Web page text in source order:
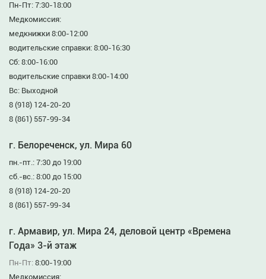
Пн-Пт: 7:30-18:00
Медкомиссия:
медкнижки 8:00-12:00
водительские справки: 8:00-16:30
Сб: 8:00-16:00
водительские справки 8:00-14:00
Вс: Выходной
8 (918) 124-20-20
8 (861) 557-99-34
г. Белореченск, ул. Мира 60
пн.-пт.: 7:30 до 19:00
сб.-вс.: 8:00 до 15:00
8 (918) 124-20-20
8 (861) 557-99-34
г. Армавир, ул. Мира 24, деловой центр «Времена
Года» 3-й этаж
Пн-Пт: 8:00-19:00
Медкомиссия: